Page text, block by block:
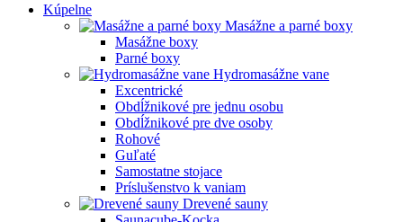
Kúpelne
Masážne a parné boxy
Masážne boxy
Parné boxy
Hydromasážne vane
Excentrické
Obdĺžnikové pre jednu osobu
Obdĺžnikové pre dve osoby
Rohové
Guľaté
Samostatne stojace
Príslušenstvo k vaniam
Drevené sauny